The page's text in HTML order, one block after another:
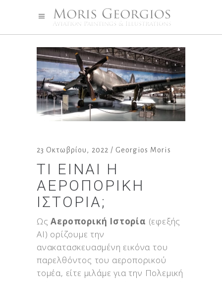
23 Οκτωβρίου, 2022 Georgios Moris
ΤΙ ΕΊΝΑΙ Η
ΑΕΡΟΠΟΡΙΚΉ
ΙΣΤΟΡΊΑ;
ΩςΑεροπορική Ιστορία (εφεξής
ΑΙ) ορίζουμε την
ανακατασκευασμένη εικόνα του
παρελθόντος του αεροπορικού
τομέα, είτε μιλάμε για την Πολεμική